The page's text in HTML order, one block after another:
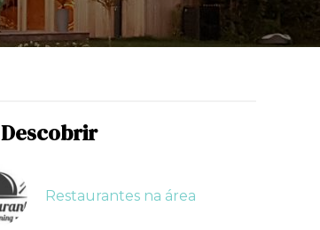
Descobrir
Restaurantes na área